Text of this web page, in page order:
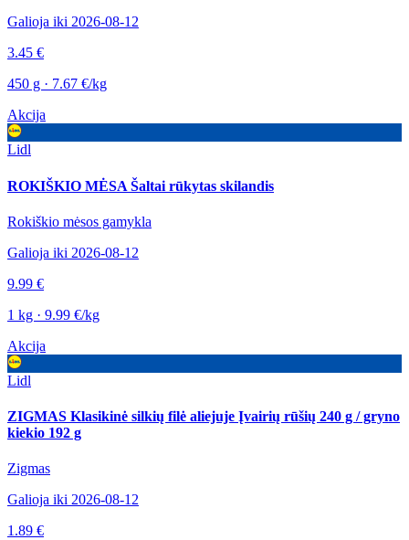
Galioja iki 2026-08-12
3.45 €
450 g · 7.67 €/kg
Akcija
Lidl
ROKIŠKIO MĖSA Šaltai rūkytas skilandis
Rokiškio mėsos gamykla
Galioja iki 2026-08-12
9.99 €
1 kg · 9.99 €/kg
Akcija
Lidl
ZIGMAS Klasikinė silkių filė aliejuje Įvairių rūšių 240 g / gryno
kiekio 192 g
Zigmas
Galioja iki 2026-08-12
1.89 €